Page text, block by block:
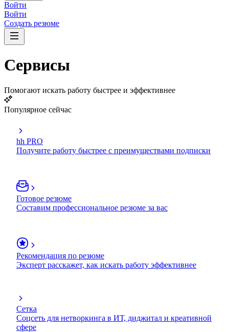
Войти
Войти
Создать резюме
Сервисы
Помогают искать работу быстрее и эффективнее
Популярное сейчас
hh PRO
Получите работу быстрее с преимуществами подписки
Готовое резюме
Составим профессиональное резюме за вас
Рекомендация по резюме
Эксперт расскажет, как искать работу эффективнее
Сетка
Соцсеть для нетворкинга в ИТ, диджитал и креативной
сфере